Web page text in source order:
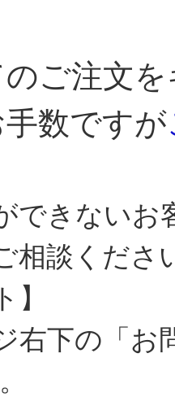
ご注文
数ですが
できないお
相談くださ
】
右下の「お